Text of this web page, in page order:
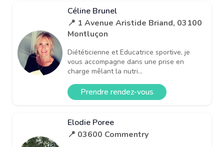
Céline Brunel
📍 1 Avenue Aristide Briand, 03100
Montluçon
Diététicienne et Educatrice sportive, je
vous accompagne dans une prise en
charge mêlant la nutri...
Prendre rendez-vous
Elodie Poree
📍 03600 Commentry